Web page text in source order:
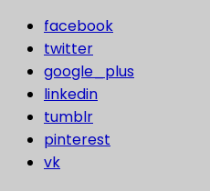
facebook
twitter
google_plus
linkedin
tumblr
pinterest
vk